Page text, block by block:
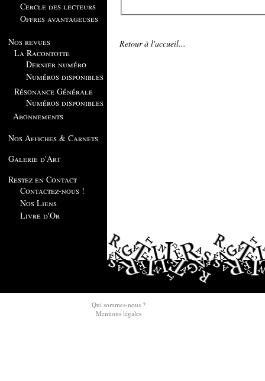
Cercle des lecteurs
Offres avantageuses
Nos revues
La Racontotte
Dernier numéro
Numéros disponibles
Résonance Générale
Numéros disponibles
Abonnements
Nos Affiches & Carnets
Galerie d'Art
Restez en Contact
Contactez-nous !
Nos Liens
Livre d'Or
Retour à l'accueil...
Qui sommes-nous ?
Mentions légales